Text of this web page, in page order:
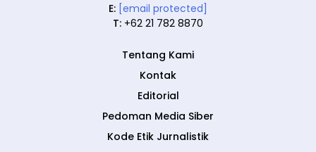
E: [email protected]
T: +62 21 782 8870
Tentang Kami
Kontak
Editorial
Pedoman Media Siber
Kode Etik Jurnalistik